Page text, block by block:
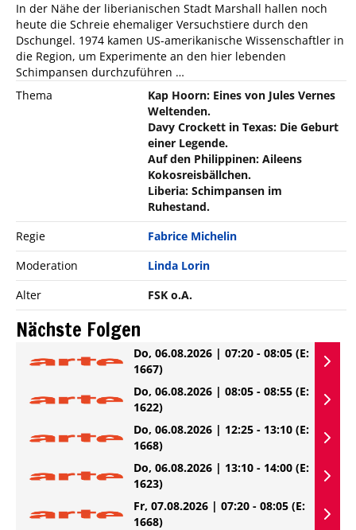
In der Nähe der liberianischen Stadt Marshall hallen noch
heute die Schreie ehemaliger Versuchstiere durch den
Dschungel. 1974 kamen US-amerikanische Wissenschaftler in
die Region, um Experimente an den hier lebenden
Schimpansen durchzuführen …
Thema
Kap Hoorn: Eines von Jules Vernes
Weltenden.
Davy Crockett in Texas: Die Geburt
einer Legende.
Auf den Philippinen: Aileens
Kokosreisbällchen.
Liberia: Schimpansen im
Ruhestand.
Regie
Fabrice Michelin
Moderation
Linda Lorin
Alter
FSK o.A.
Nächste Folgen
Do, 06.08.2026 | 07:20 - 08:05 (E:
1667)
Do, 06.08.2026 | 08:05 - 08:55 (E:
1622)
Do, 06.08.2026 | 12:25 - 13:10 (E:
1668)
Do, 06.08.2026 | 13:10 - 14:00 (E:
1623)
Fr, 07.08.2026 | 07:20 - 08:05 (E:
1668)